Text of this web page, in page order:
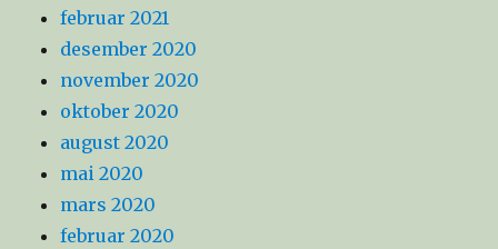
februar 2021
desember 2020
november 2020
oktober 2020
august 2020
mai 2020
mars 2020
februar 2020